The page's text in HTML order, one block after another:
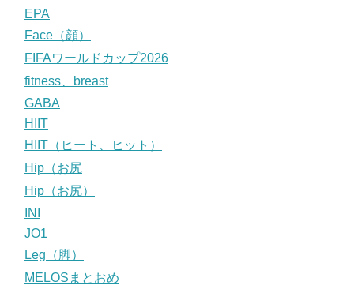
EPA
Face（顔）
FIFAワールドカップ2026
fitness、breast
GABA
HIIT
HIIT（ヒート、ヒット）
Hip（お尻
Hip（お尻）
INI
JO1
Leg（脚）
MELOSまとおめ